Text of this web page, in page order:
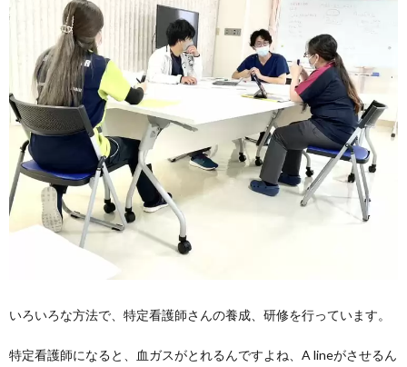
いろいろな方法で、特定看護師さんの養成、研修を行っています。
特定看護師になると、血ガスがとれるんですよね、A lineがさせるん